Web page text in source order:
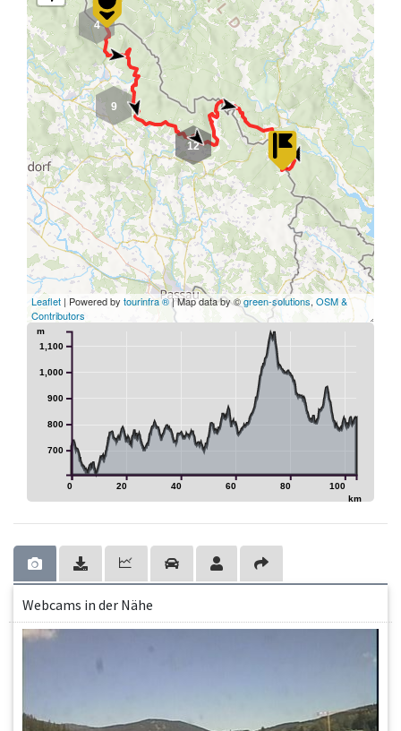
4
12
9
Leaflet | Powered by tourinfra ®| Map data by ©green-solutions, OSM &
Contributors
0 20 40 60 80 100
km
700
800
900
1,000
1,100
m
Webcams in der Nähe